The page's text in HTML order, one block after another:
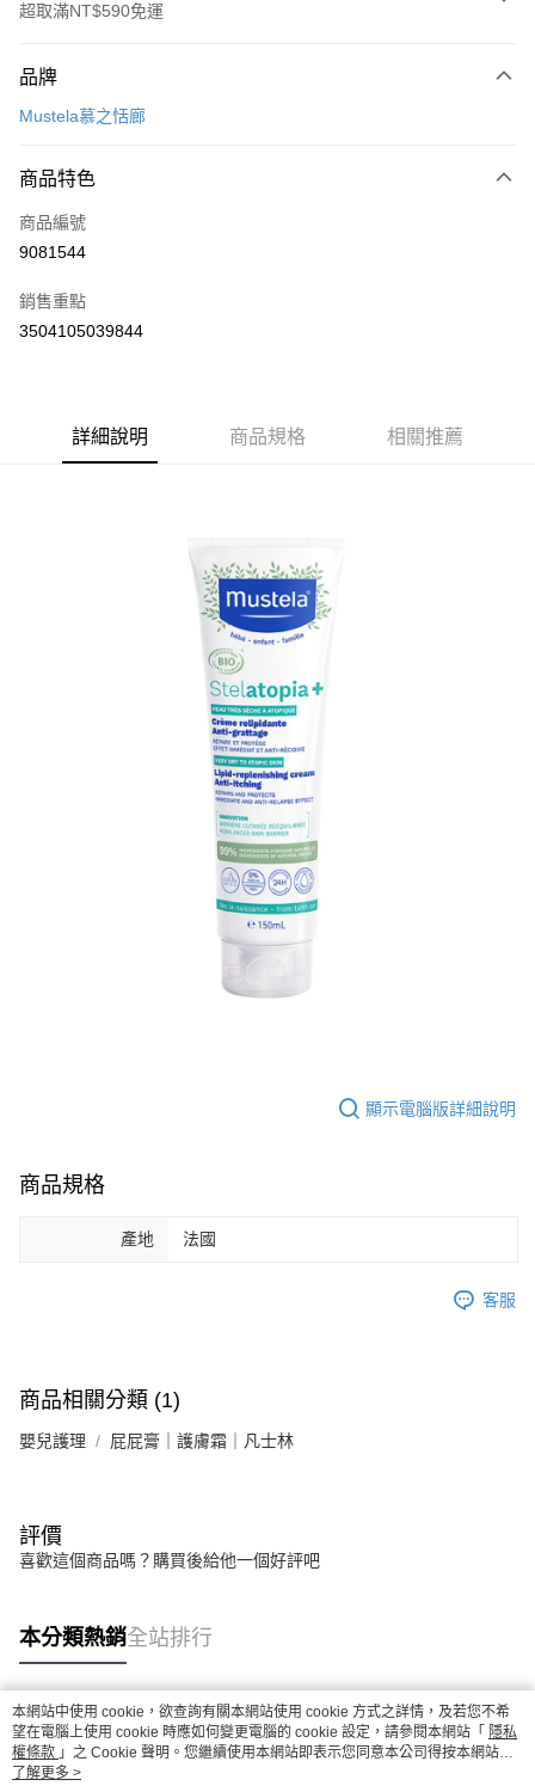
超取滿NT$590免運
信用卡一次付款
LINE Pay
Apple Pay
悠遊付
相關說明
３．安心：先確認商品／服務後，再付款。
【「AFTEE先享後付」結帳流程】
１．於結帳方式選擇「AFTEE先享後付」後，將跳轉至「AFTEE先享後付」
結帳頁面，進行簡訊認證並確認金額後，即可完成結帳。
２．訂單成立數日內，您將收到繳費通知簡訊。
３．收到繳費通知簡訊後14天內，點擊此簡訊中的連結，可透過四大超商／
ATM／網路銀行／等多元方式進行付款，方視為交易完成。
※ 請注意：結帳手續完成當下不需立刻繳費，但若您需要取消訂單，請聯絡
購買商品的店家。未經商家同意取消之訂單仍視為有效，需透過AFTEE先享
※ 交易是否成功請以「AFTEE先享後付 」之結帳頁面顯示為準，若有關於
是否繳費成功／繳費後需取消欲退款等相關疑問，請聯繫「AFTEE先享後付
https://netprotections.freshdesk.com/support/home
１．透過由恩沛科技股份有限公司提供之「AFTEE先享後付」服務完成之交
易，需依本服務之必要範圍內提供個人資料，並將交易相關給付款項請求債
２．關於個人資料處理事宜，請瀏覽以下網址：
時審查核予不同之上限額度；若仍有額度不足之情形，本公司將視審查結果
每筆NT$60，滿NT$590(含以上)免運費
每筆NT$60，滿NT$590(含以上)免運費
每筆NT$100，滿NT$590(含以上)免運費
每筆NT$150，滿NT$890(含以上)免運費
品牌
Mustela慕之恬廊
商品特色
商品編號
9081544
銷售重點
3504105039844
詳細說明 商品規格 相關推薦
顯示電腦版詳細說明
商品規格
產地 法國
客服
商品相關分類 (1)
嬰兒護理 屁屁膏｜護膚霜｜凡士林
評價
喜歡這個商品嗎？購買後給他一個好評吧
本分類熱銷全站排行
熱門標籤
本網站中使用 cookie，欲查詢有關本網站使用 cookie 方式之詳情，及若您不希
望在電腦上使用 cookie 時應如何變更電腦的 cookie 設定，請參閱本網站「 隱私
權條款 」之 Cookie 聲明。您繼續使用本網站即表示您同意本公司得按本網站使
用條款之 Cookie 聲明使用 cookie。
了解更多 >